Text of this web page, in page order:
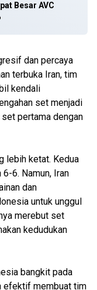
Besar AVC
dan percaya
terbuka Iran, tim
kendali
set menjadi
pertama dengan
lebih ketat. Kedua
6. Namun, Iran
dan
untuk unggul
merebut set
kedudukan
bangkit pada
efektif membuat tim